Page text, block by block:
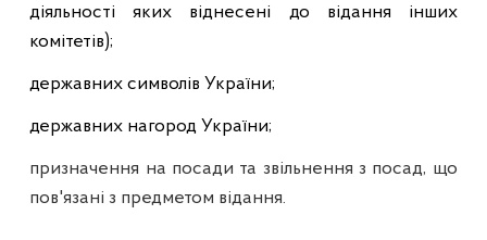
діяльності яких віднесені до відання інших
комітетів);
державних символів України;
державних нагород України;
призначення на посади та звільнення з посад, що
пов'язані з предметом відання.